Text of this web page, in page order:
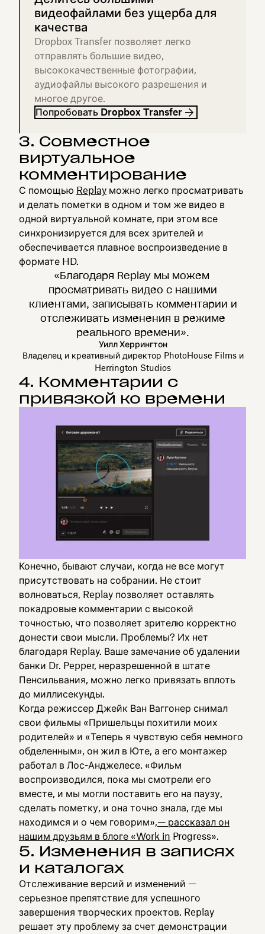
видеофайлами без ущерба для
качества
Dropbox Transfer позволяет легко
отправлять большие видео,
высококачественные фотографии,
аудиофайлы высокого разрешения и
многое другое.
Попробовать Dropbox Transfer
3. Совместное
виртуальное
комментирование
С помощью Replay можно легко просматривать
и делать пометки в одном и том же видео в
одной виртуальной комнате, при этом все
синхронизируется для всех зрителей и
обеспечивается плавное воспроизведение в
формате HD.
«Благодаря Replay мы можем
просматривать видео с нашими
клиентами, записывать комментарии и
отслеживать изменения в режиме
реального времени».
Уилл Херрингтон
Владелец и креативный директор PhotoHouse Films и
Herrington Studios
4. Комментарии с
привязкой ко времени
Конечно, бывают случаи, когда не все могут
присутствовать на собрании. Не стоит
волноваться, Replay позволяет оставлять
покадровые комментарии с высокой
точностью, что позволяет зрителю корректно
донести свои мысли. Проблемы? Их нет
благодаря Replay. Ваше замечание об удалении
банки Dr. Pepper, неразрешенной в штате
Пенсильвания, можно легко привязать вплоть
до миллисекунды.
Когда режиссер Джейк Ван Ваггонер снимал
свои фильмы «Пришельцы похитили моих
родителей» и «Теперь я чувствую себя немного
обделенным», он жил в Юте, а его монтажер
работал в Лос-Анджелесе. «Фильм
воспроизводился, пока мы смотрели его
вместе, и мы могли поставить его на паузу,
сделать пометку, и она точно знала, где мы
находимся и о чем говорим»,— рассказал он
нашим друзьям в блоге «Work in Progress».
5. Изменения в записях
и каталогах
Отслеживание версий и изменений —
серьезное препятствие для успешного
завершения творческих проектов. Replay
решает эту проблему за счет демонстрации